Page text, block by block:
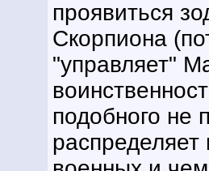
проявиться
Скорпиона
"управляет"
подобного не